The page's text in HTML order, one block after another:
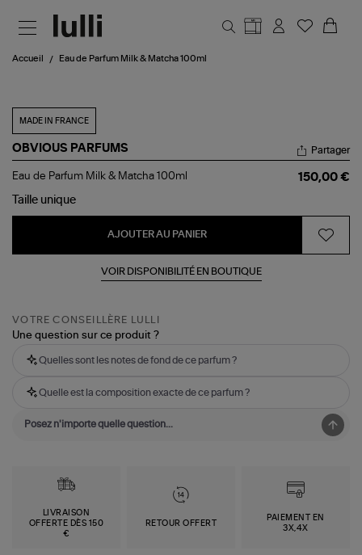
Accueil Eau de Parfum Milk & Matcha 100ml
MADE IN FRANCE
OBVIOUS PARFUMS
Eau
Parfum
Partager
Eau de Parfum Milk & Matcha 100ml
150,00 €
Taille unique
AJOUTER AU PANIER
VOIR DISPONIBILITÉ EN BOUTIQUE
VOTRE CONSEILLÈRE LULLI
Une question sur ce produit ?
Quelles sont les notes de fond de ce parfum ?
Quelle est la composition exacte de ce parfum ?
LIVRAISON
OFFERTE DÈS 150
€
RETOUR OFFERT
PAIEMENT EN
3X,4X